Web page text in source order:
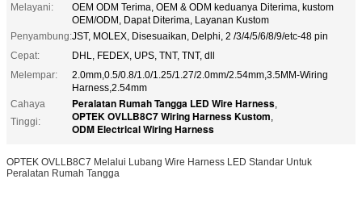
Melayani:
OEM ODM Terima, OEM & ODM keduanya Diterima, kustom
OEM/ODM, Dapat Diterima, Layanan Kustom
Penyambung:JST, MOLEX, Disesuaikan, Delphi, 2 /3/4/5/6/8/9/etc-48 pin
Cepat:
DHL, FEDEX, UPS, TNT, TNT, dll
Melempar:
2.0mm,0.5/0.8/1.0/1.25/1.27/2.0mm/2.54mm,3.5MM-Wiring
Harness,2.54mm
Cahaya
Tinggi:
Peralatan Rumah Tangga LED Wire Harness,
OPTEK OVLLB8C7 Wiring Harness Kustom,
ODM Electrical Wiring Harness
OPTEK OVLLB8C7 Melalui Lubang Wire Harness LED Standar Untuk
Peralatan Rumah Tangga